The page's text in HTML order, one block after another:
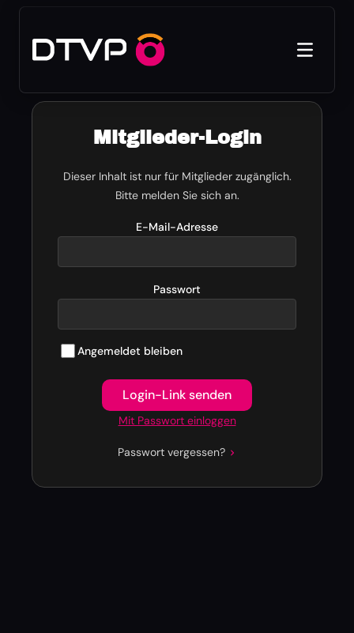
Mitglieder-Login
Dieser Inhalt ist nur für Mitglieder zugänglich.
Bitte melden Sie sich an.
E-Mail-Adresse
Passwort
Angemeldet bleiben
Login-Link senden
Mit Passwort einloggen
Passwort vergessen?